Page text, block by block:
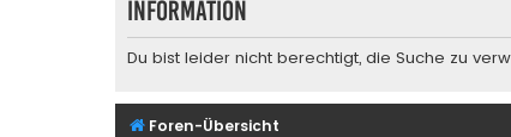
Information
Du bist leider nicht berechtigt, die Suche zu
Foren-Übersicht